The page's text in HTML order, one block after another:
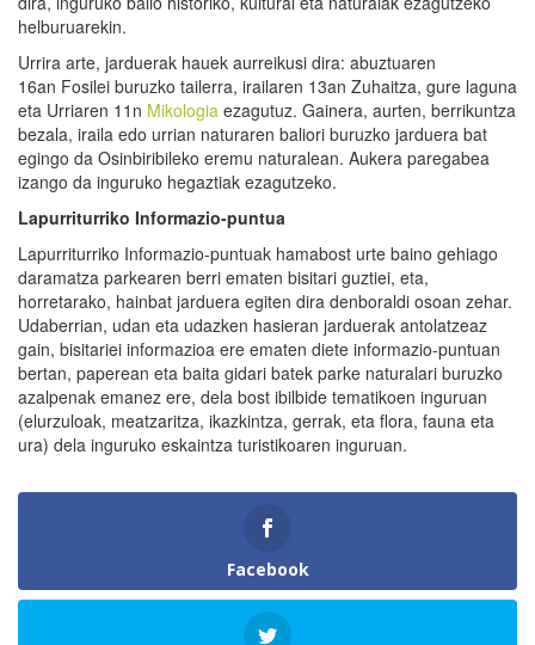
helburuarekin.
Urrira arte, jarduerak hauek aurreikusi dira: abuztuaren
16an Fosilei buruzko tailerra, irailaren 13an Zuhaitza, gure laguna
eta Urriaren 11n Mikologia ezagutuz. Gainera, aurten, berrikuntza
bezala, iraila edo urrian naturaren baliori buruzko jarduera bat
egingo da Osinbiribileko eremu naturalean. Aukera paregabea
izango da inguruko hegaztiak ezagutzeko.
Lapurriturriko Informazio-puntua
Lapurriturriko Informazio-puntuak hamabost urte baino gehiago
daramatza parkearen berri ematen bisitari guztiei, eta,
horretarako, hainbat jarduera egiten dira denboraldi osoan zehar.
Udaberrian, udan eta udazken hasieran jarduerak antolatzeaz
gain, bisitariei informazioa ere ematen diete informazio-puntuan
bertan, paperean eta baita gidari batek parke naturalari buruzko
azalpenak emanez ere, dela bost ibilbide tematikoen inguruan
(elurzuloak, meatzaritza, ikazkintza, gerrak, eta flora, fauna eta
ura) dela inguruko eskaintza turistikoaren inguruan.
Facebook